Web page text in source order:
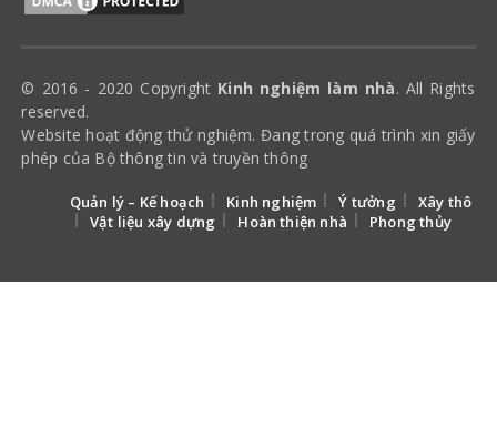
© 2016 - 2020 Copyright Kinh nghiệm làm nhà. All Rights
reserved.
Website hoạt động thử nghiệm. Đang trong quá trình xin giấy
phép của Bộ thông tin và truyền thông
Quản lý – Kế hoạch Kinh nghiệm Ý tưởng
Xây thô
Vật liệu xây dựng
Hoàn thiện nhà Phong thủy